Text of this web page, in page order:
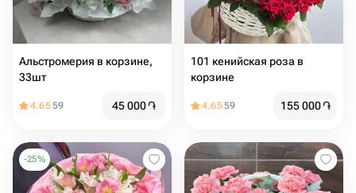
Альстромерия в корзине,
33шт
4.6559 45 000֏
101 кенийская роза в
корзине
4.6559 155 000֏
-25%